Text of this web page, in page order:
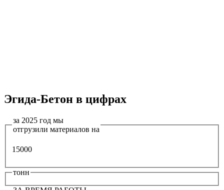
Эгида-Бетон в цифрах
за 2025 год мы
отгрузили материалов на
15000
тонн